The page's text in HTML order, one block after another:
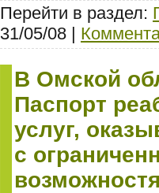
Перейти в раздел:
31/05/08 |
В Омской
Паспорт
услуг,
с